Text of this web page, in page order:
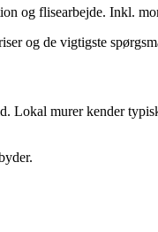
og flisearbejde. Inkl.
og de vigtigste
Lokal murer kender